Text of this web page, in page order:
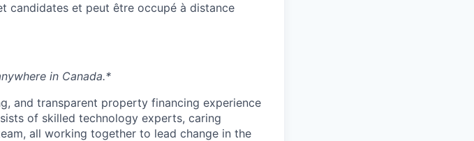
candidates et peut être occupé à distance
in Canada.*
and transparent property financing experience
of skilled technology experts, caring
all working together to lead change in the